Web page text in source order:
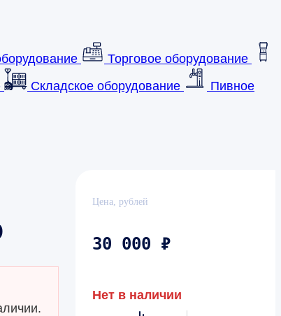
Торговое оборудование
Складское оборудование
Пивное
Цена, рублей
30 000 ₽
Нет в наличии